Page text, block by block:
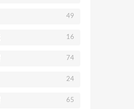
49
16
74
24
65